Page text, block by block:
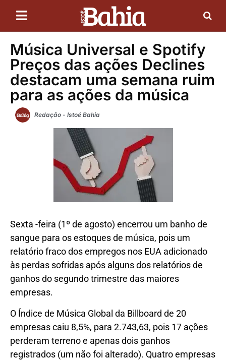
Música Universal e Spotify
Preços das ações Declines
destacam uma semana ruim
para as ações da música
Redação - Istoé Bahia
Sexta -feira (1º de agosto) encerrou um banho de
sangue para os estoques de música, pois um
relatório fraco dos empregos nos EUA adicionado
às perdas sofridas após alguns dos relatórios de
ganhos do segundo trimestre das maiores
empresas.
O Índice de Música Global da Billboard de 20
empresas caiu 8,5%, para 2.743,63, pois 17 ações
perderam terreno e apenas dois ganhos
registrados (um não foi alterado). Quatro empresas